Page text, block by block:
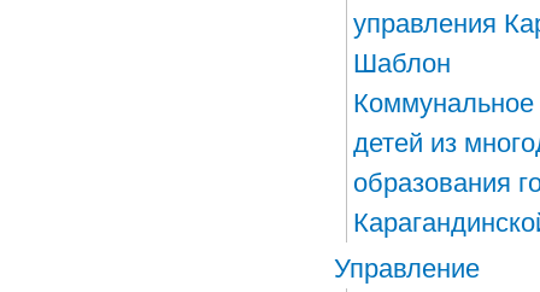
управления
Шаблон
​Коммунальное
детей из
образования
Управление